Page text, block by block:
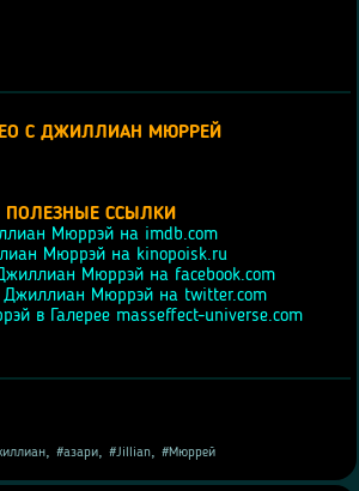
С ДЖИЛЛИАН МЮРРЕЙ
ПОЛЕЗНЫЕ ССЫЛКИ
Мюррэй на imdb.com
Мюррэй на kinopoisk.ru
Мюррэй на facebook.com
Джиллиан Мюррэй на twitter.com
в Галерее masseffect-universe.com
, азари, Jillian, Мюррей